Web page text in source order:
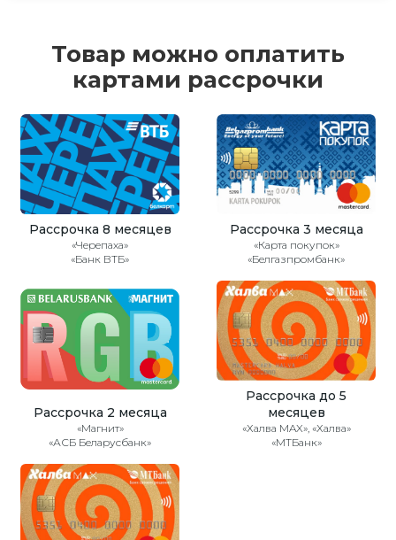
Товар можно оплатить
картами рассрочки
Рассрочка 8 месяцев
«Черепаха»
«Банк ВТБ»
Рассрочка 3 месяца
«Карта покупок»
«Белгазпромбанк»
Рассрочка 2 месяца
«Магнит»
«АСБ Беларусбанк»
Рассрочка до 5
месяцев
«Халва MAX», «Халва»
«МТБанк»